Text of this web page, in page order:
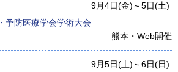
9月4日(金)～5日(土)
予防医療学会学術大会
熊本・Web開催
9月5日(土)～6日(日)